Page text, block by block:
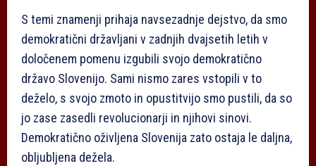
S temi znamenji prihaja navsezadnje dejstvo, da smo
demokratični državljani v zadnjih dvajsetih letih v
določenem pomenu izgubili svojo demokratično
državo Slovenijo. Sami nismo zares vstopili v to
deželo, s svojo zmoto in opustitvijo smo pustili, da so
jo zase zasedli revolucionarji in njihovi sinovi.
Demokratično oživljena Slovenija zato ostaja le daljna,
obljubljena dežela.